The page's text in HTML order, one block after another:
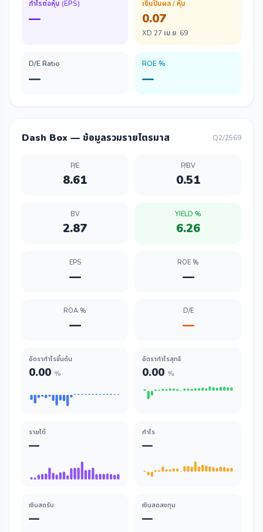
กำไรต่อหุ้น (EPS)
—
เงินปันผล / หุ้น
0.07
XD 27 เม.ย. 69
D/E Ratio
—
ROE %
—
Dash Box — ข้อมูลรวมรายไตรมาส Q2/2569
P/E
8.61
P/BV
0.51
BV
2.87
YIELD %
6.26
EPS
—
ROE %
—
ROA %
—
D/E
—
อัตรากำไรขั้นต้น
0.00 %
อัตรากำไรสุทธิ
0.00 %
รายได้
—
กำไร
—
เงินสดรับ
—
เงินสดลงทุน
—